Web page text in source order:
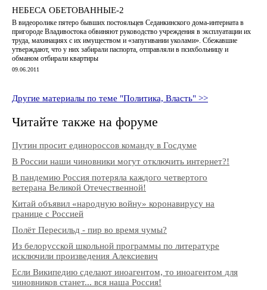
НЕБЕСА ОБЕТОВАННЫЕ-2
В видеоролике пятеро бывших постояльцев Седанкинского дома-интерната в
пригороде Владивостока обвиняют руководство учреждения в эксплуатации их
труда, махинациях с их имуществом и «запугивании уколами». Сбежавшие
утверждают, что у них забирали паспорта, отправляли в психбольницу и
обманом отбирали квартиры
09.06.2011
Другие материалы по теме "Политика, Власть" >>
Читайте также на форуме
Путин просит единороссов команду в Госдуме
В России наши чиновники могут отключить интернет?!
В пандемию Россия потеряла каждого четвертого
ветерана Великой Отечественной!
Китай объявил «народную войну» коронавирусу на
границе с Россией
Полёт Пересильд - пир во время чумы?
Из белорусской школьной программы по литературе
исключили произведения Алексиевич
Если Википедию сделают иноагентом, то иноагентом для
чиновников станет... вся наша Россия!